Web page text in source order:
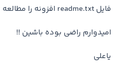
فایل readme.txt افزونه را مطالعه کنید
امیدوارم راضی بوده باشین !!
یاعلی